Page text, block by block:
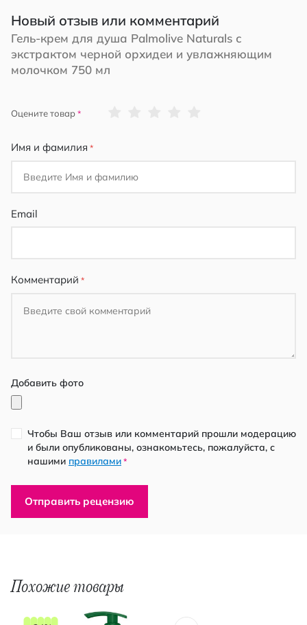
Новый отзыв или комментарий
Гель-крем для душа Palmolive Naturals с
экстрактом черной орхидеи и увлажняющим
молочком 750 мл
Оцените товар
Имя и фамилия
Email
Комментарий
Добавить фото
Чтобы Ваш отзыв или комментарий прошли модерацию
и были опубликованы, ознакомьтесь, пожалуйста, с
нашими правилами *
Отправить рецензию
Похожие товары